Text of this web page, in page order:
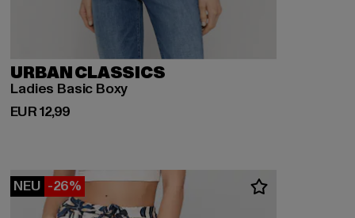
URBAN CLASSICS
Ladies Basic Boxy
EUR 12,99
Derzeitiger Preis: EUR 12,99
NEU -26%